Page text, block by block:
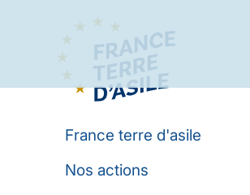
France terre d'asile
Nos actions